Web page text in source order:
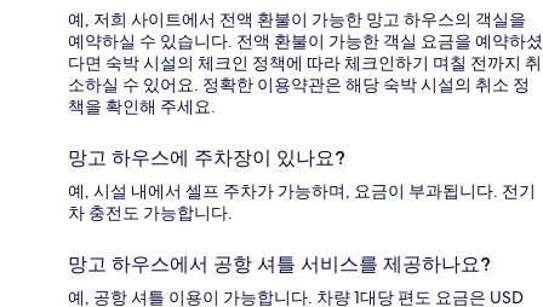
예, 저희 사이트에서 전액 환불이 가능한 망고 하우스의 객실을
예약하실 수 있습니다. 전액 환불이 가능한 객실 요금을 예약하셨
다면 숙박 시설의 체크인 정책에 따라 체크인하기 며칠 전까지 취
소하실 수 있어요. 정확한 이용약관은 해당 숙박 시설의 취소 정
책을 확인해 주세요.
망고 하우스에 주차장이 있나요?
예, 시설 내에서 셀프 주차가 가능하며, 요금이 부과됩니다. 전기
차 충전도 가능합니다.
망고 하우스에서 공항 셔틀 서비스를 제공하나요?
예, 공항 셔틀 이용이 가능합니다. 차량 1대당 편도 요금은 USD